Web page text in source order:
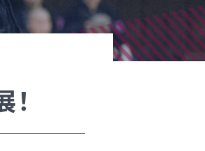
各種書類ダウンロード
各種書類ダウンロード
卒業生調査書交付手順